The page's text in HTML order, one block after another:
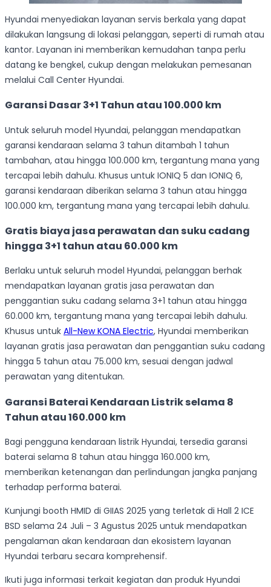
Hyundai menyediakan layanan servis berkala yang dapat
dilakukan langsung di lokasi pelanggan, seperti di rumah atau
kantor. Layanan ini memberikan kemudahan tanpa perlu
datang ke bengkel, cukup dengan melakukan pemesanan
melalui Call Center Hyundai.
Garansi Dasar 3+1 Tahun atau 100.000 km
Untuk seluruh model Hyundai, pelanggan mendapatkan
garansi kendaraan selama 3 tahun ditambah 1 tahun
tambahan, atau hingga 100.000 km, tergantung mana yang
tercapai lebih dahulu. Khusus untuk IONIQ 5 dan IONIQ 6,
garansi kendaraan diberikan selama 3 tahun atau hingga
100.000 km, tergantung mana yang tercapai lebih dahulu.
Gratis biaya jasa perawatan dan suku cadang
hingga 3+1 tahun atau 60.000 km
Berlaku untuk seluruh model Hyundai, pelanggan berhak
mendapatkan layanan gratis jasa perawatan dan
penggantian suku cadang selama 3+1 tahun atau hingga
60.000 km, tergantung mana yang tercapai lebih dahulu.
Khusus untuk All-New KONA Electric, Hyundai memberikan
layanan gratis jasa perawatan dan penggantian suku cadang
hingga 5 tahun atau 75.000 km, sesuai dengan jadwal
perawatan yang ditentukan.
Garansi Baterai Kendaraan Listrik selama 8
Tahun atau 160.000 km
Bagi pengguna kendaraan listrik Hyundai, tersedia garansi
baterai selama 8 tahun atau hingga 160.000 km,
memberikan ketenangan dan perlindungan jangka panjang
terhadap performa baterai.
Kunjungi booth HMID di GIIAS 2025 yang terletak di Hall 2 ICE
BSD selama 24 Juli – 3 Agustus 2025 untuk mendapatkan
pengalaman akan kendaraan dan ekosistem layanan
Hyundai terbaru secara komprehensif.
Ikuti juga informasi terkait kegiatan dan produk Hyundai